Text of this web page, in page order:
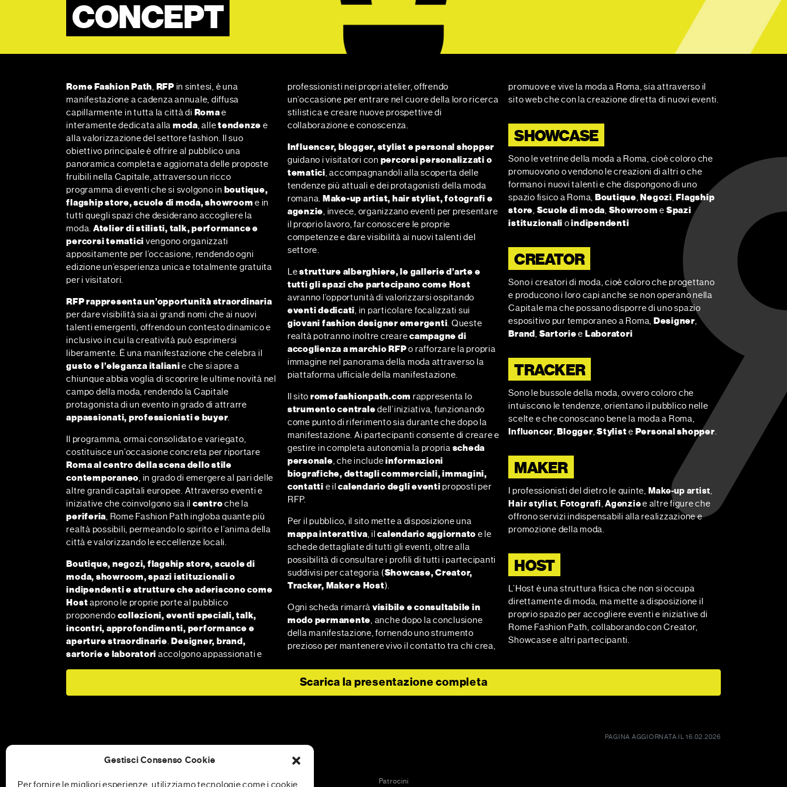
Gestisci Consenso Cookie
Per fornire le migliori esperienze, utilizziamo tecnologie come i cookie
CONCEPT
Rome Fashion Path RFP in sintesi, è una
manifestazione a cadenza annuale, diffusa
capillarmente in tutta la città di Romae
interamente dedicata alla moda , alletendenze e
alla valorizzazione del settore fashion. Il suo
obiettivo principale è offrire al pubblico una
panoramica completa e aggiornata delle proposte
fruibili nella Capitale, attraverso un ricco
programma di eventi che si svolgono in boutique,
flagship store, scuole di moda, showroom e in
tutti quegli spazi che desiderano accogliere la
moda. Atelier di stilisti, talk, performance e
percorsi tematici vengono organizzati
appositamente per l’occasione, rendendo ogni
edizione un’esperienza unica e totalmente gratuita
per i visitatori.
RFP rappresenta un’opportunità straordinaria
per dare visibilità sia ai grandi nomi che ai nuovi
talenti emergenti, offrendo un contesto dinamico e
inclusivo in cui la creatività può esprimersi
liberamente. È una manifestazione che celebra il
gusto e l’eleganza italianie che si apre a
chiunque abbia voglia di scoprire le ultime novità nel
campo della moda, rendendo la Capitale
protagonista di un evento in grado di attrarre
appassionati, professionisti e buyer
Il programma, ormai consolidato e variegato,
costituisce un’occasione concreta per riportare
Roma al centro della scena dello stile
contemporaneo , in grado di emergere al pari delle
altre grandi capitali europee. Attraverso eventi e
iniziative che coinvolgono sia il centroche la
periferia , Rome Fashion Path ingloba quante più
realtà possibili, permeando lo spirito e l’anima della
città e valorizzando le eccellenze locali.
Boutique, negozi, flagship store, scuole di
moda, showroom, spazi istituzionali o
indipendenti e strutture che aderiscono come
Hostaprono le proprie porte al pubblico
proponendo collezioni, eventi speciali, talk,
incontri, approfondimenti, performance e
aperture straordinarie .Designer, brand,
sartorie e laboratori accolgono appassionati e
professionisti nei propri atelier, offrendo
un’occasione per entrare nel cuore della loro ricerca
stilistica e creare nuove prospettive di
collaborazione e conoscenza.
Influencer, blogger, stylist e personal shopper
guidano i visitatori con percorsi personalizzati o
tematici , accompagnandoli alla scoperta delle
tendenze più attuali e dei protagonisti della moda
romana. Make-up artist, hair stylist, fotografi e
agenzie , invece, organizzano eventi per presentare
il proprio lavoro, far conoscere le proprie
competenze e dare visibilità ai nuovi talenti del
settore.
Lestrutture alberghiere, le gallerie d’arte e
tutti gli spazi che partecipano come Host
avranno l’opportunità di valorizzarsi ospitando
eventi dedicati , in particolare focalizzati sui
giovani fashion designer emergenti . Queste
realtà potranno inoltre crearecampagne di
accoglienza a marchio RFPo rafforzare la propria
immagine nel panorama della moda attraverso la
piattaforma ufficiale della manifestazione.
Il sito romefashionpath.com rappresenta lo
strumento centraledell’iniziativa, funzionando
come punto di riferimento sia durante che dopo la
manifestazione. Ai partecipanti consente di creare e
gestire in completa autonomia la propria scheda
personale , che includeinformazioni
biografiche, dettagli commerciali, immagini,
contatti e ilcalendario degli eventiproposti per
RFP.
Per il pubblico, il sito mette a disposizione una
mappa interattiva , ilcalendario aggiornato e le
schede dettagliate di tutti gli eventi, oltre alla
possibilità di consultare i profili di tutti i partecipanti
suddivisi per categoria (Showcase, Creator,
Tracker, Maker e Host).
Ogni scheda rimarrà visibile e consultabile in
modo permanente , anche dopo la conclusione
della manifestazione, fornendo uno strumento
prezioso per mantenere vivo il contatto tra chi crea,
promuove e vive la moda a Roma, sia attraverso il
sito web che con la creazione diretta di nuovi eventi.
SHOWCASE
Sono le vetrine della moda a Roma, cioè coloro che
promuovono o vendono le creazioni di altri o che
formano i nuovi talenti e che dispongono di uno
spazio fisico a Roma, Boutique ,Negozi ,Flagship
store Scuole di moda Showroom e Spazi
istituzionali oindipendenti
CREATOR
Sono i creatori di moda, cioè coloro che progettano
e producono i loro capi anche se non operano nella
Capitale ma che possano disporre di uno spazio
espositivo pur temporaneo a Roma, Designer
Brand Sartoriee Laboratori
TRACKER
Sono le bussole della moda, ovvero coloro che
intuiscono le tendenze, orientano il pubblico nelle
scelte e che conoscano bene la moda a Roma,
Influencer ,Blogger Styliste Personal shopper
MAKER
I professionisti del dietro le quinte, Make-up artist
Hair stylist Fotografi Agenziee altre figure che
offrono servizi indispensabili alla realizzazione e
promozione della moda.
HOST
L’Host è una struttura fisica che non si occupa
direttamente di moda, ma mette a disposizione il
proprio spazio per accogliere eventi e iniziative di
Rome Fashion Path, collaborando con Creator,
Showcase e altri partecipanti.
Scarica la presentazione completa
PAGINA AGGIORNATA IL 16.02.2026
Patrocini